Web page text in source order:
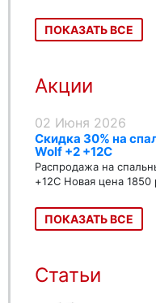
ПОКАЗАТЬ ВСЕ
Акции
02 Июня 2026
Скидка 30% на
Wolf +2 +12C
Распродажа на
+12C Новая цена 1850
ПОКАЗАТЬ ВСЕ
Статьи